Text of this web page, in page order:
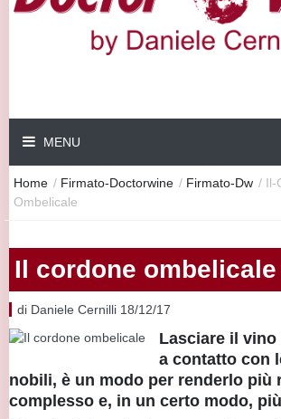
MENU
Home / Firmato-Doctorwine / Firmato-Dw / Il-
Ombelicale
Il cordone ombelicale
di Daniele Cernilli 18/12/17
Lasciare il
a contatto con
nobili, è un modo per renderlo più
complesso e, in un certo modo,